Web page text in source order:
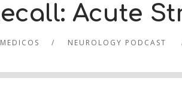
Acute
NEUROLOGY PODCAST